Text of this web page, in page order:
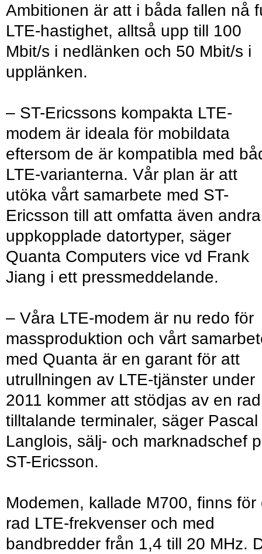
Ambitionen är att i båda fallen nå
LTE-hastighet, alltså upp till 100
Mbit/s i nedlänken och 50 Mbit/s i
upplänken.
– ST-Ericssons kompakta LTE-
modem är ideala för mobildata
eftersom de är kompatibla med
LTE-varianterna. Vår plan är att
utöka vårt samarbete med ST-
Ericsson till att omfatta även andra
uppkopplade datortyper, säger
Quanta Computers vice vd Frank
Jiang i ett pressmeddelande.
– Våra LTE-modem är nu redo för
massproduktion och vårt
med Quanta är en garant för att
utrullningen av LTE-tjänster under
2011 kommer att stödjas av en rad
tilltalande terminaler, säger Pascal
Langlois, sälj- och marknadschef
ST-Ericsson.
Modemen, kallade M700, finns för
rad LTE-frekvenser och med
bandbredder från 1,4 till 20 MHz.